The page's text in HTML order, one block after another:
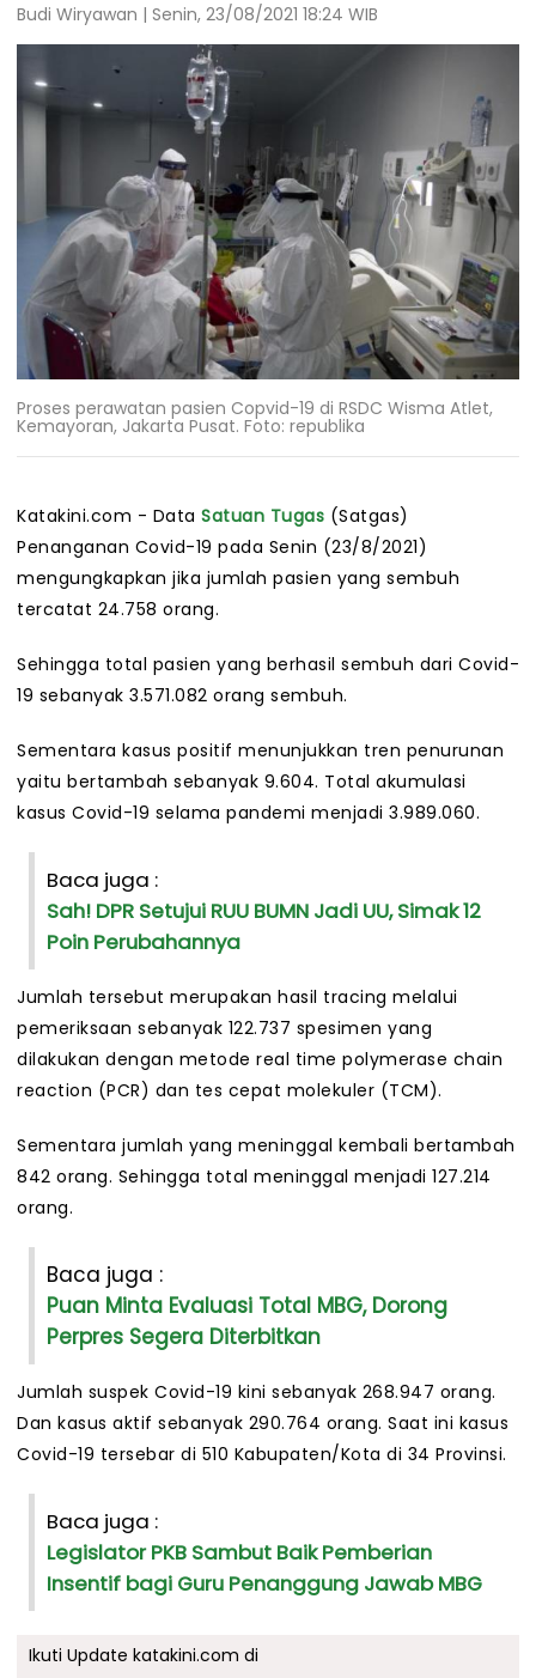
Budi Wiryawan | Senin, 23/08/2021 18:24 WIB
Proses perawatan pasien Copvid-19 di RSDC Wisma Atlet,
Kemayoran, Jakarta Pusat. Foto: republika
Katakini.com - Data Satuan Tugas (Satgas)
Penanganan Covid-19 pada Senin (23/8/2021)
mengungkapkan jika jumlah pasien yang sembuh
tercatat 24.758 orang.
Sehingga total pasien yang berhasil sembuh dari Covid-
19 sebanyak 3.571.082 orang sembuh.
Sementara kasus positif menunjukkan tren penurunan
yaitu bertambah sebanyak 9.604. Total akumulasi
kasus Covid-19 selama pandemi menjadi 3.989.060.
Baca juga :
Sah! DPR Setujui RUU BUMN Jadi UU, Simak 12
Poin Perubahannya
Jumlah tersebut merupakan hasil tracing melalui
pemeriksaan sebanyak 122.737 spesimen yang
dilakukan dengan metode real time polymerase chain
reaction (PCR) dan tes cepat molekuler (TCM).
Sementara jumlah yang meninggal kembali bertambah
842 orang. Sehingga total meninggal menjadi 127.214
orang.
Baca juga :
Puan Minta Evaluasi Total MBG, Dorong
Perpres Segera Diterbitkan
Jumlah suspek Covid-19 kini sebanyak 268.947 orang.
Dan kasus aktif sebanyak 290.764 orang. Saat ini kasus
Covid-19 tersebar di 510 Kabupaten/Kota di 34 Provinsi.
Baca juga :
Legislator PKB Sambut Baik Pemberian
Insentif bagi Guru Penanggung Jawab MBG
Ikuti Update katakini.com di